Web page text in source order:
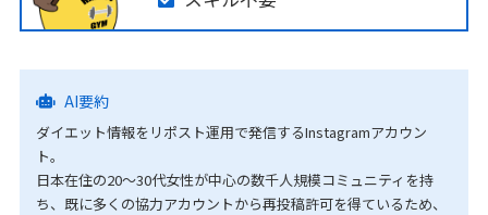
AI要約
ダイエット情報をリポスト運用で発信するInstagramアカウン
ト。
日本在住の20〜30代女性が中心の数千人規模コミュニティを持
ち、既に多くの協力アカウントから再投稿許可を得ているため、